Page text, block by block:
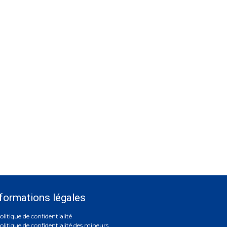
légales
de confidentialité
de confidentialité des mineurs